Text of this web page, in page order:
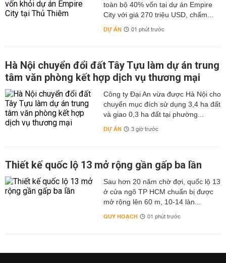
toàn bộ 40% vốn tại dự án Empire
City với giá 270 triệu USD, chấm...
DỰ ÁN 01 phút trước
Hà Nội chuyển đổi đất Tây Tựu làm dự án trung
tâm văn phòng kết hợp dịch vụ thương mại
Công ty Đại An vừa được Hà Nội cho
chuyển mục đích sử dụng 3,4 ha đất
và giao 0,3 ha đất tại phường...
DỰ ÁN 3 giờ trước
Thiết kế quốc lộ 13 mở rộng gần gấp ba lần
Sau hơn 20 năm chờ đợi, quốc lộ 13
ở cửa ngõ TP HCM chuẩn bị được
mở rộng lên 60 m, 10-14 làn...
QUY HOẠCH 01 phút trước